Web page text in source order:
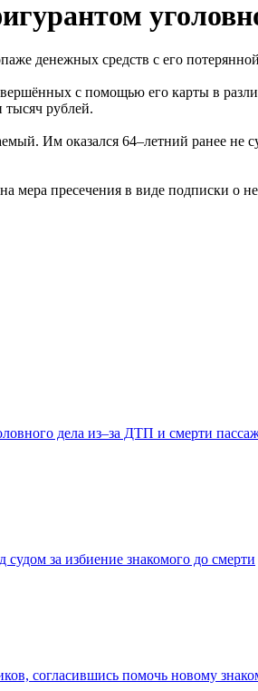
денежных средств с его
с помощью его карты в
тысяч рублей.
Им оказался 64–летний ранее
мера пресечения в виде подписки о
дела из–за ДТП и смерти
судом за избиение знакомого до смерти
согласившись помочь новому